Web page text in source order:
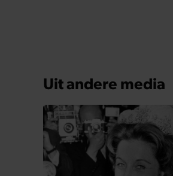
van koningin Victoria is
koningin Elizabeth II gaat een
Zo zag haar leven eruit.